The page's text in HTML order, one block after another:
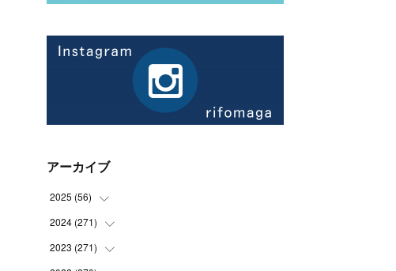
アーカイブ
2025 (56)
(14
(21
2024 (271)
(21
2023 (271)